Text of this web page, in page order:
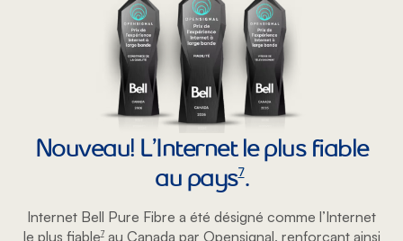
Nouveau! L’Internet le plus fiable
au paysfootnote
7.
Internet Bell Pure Fibre a été désigné comme l’Internet
le plus fiablefootnote
7au Canada par Opensignal, renforçant ainsi